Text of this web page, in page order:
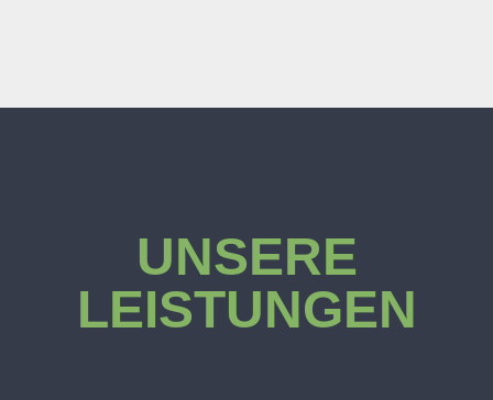
UNSERE
LEISTUNGEN